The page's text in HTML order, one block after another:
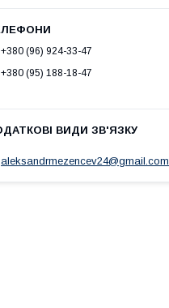
+380 (96) 924-33-47
+380 (95) 188-18-47
aleksandrmezencev24@gmail.com